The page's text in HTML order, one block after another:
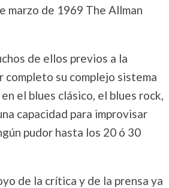
marzo de 1969 The Allman
de ellos previos a la
completo su complejo sistema
el blues clásico, el blues rock,
capacidad para improvisar
pudor hasta los 20 ó 30
de la crítica y de la prensa ya